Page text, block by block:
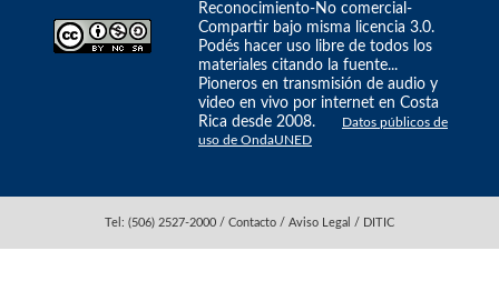
Reconocimiento-No comercial-
Compartir bajo misma licencia 3.0.
Podés hacer uso libre de todos los
materiales citando la fuente...
Pioneros en transmisión de audio y
video en vivo por internet en Costa
Rica desde 2008.
Datos públicos de
uso de OndaUNED
Tel: (506) 2527-2000 / Contacto / Aviso Legal / DITIC